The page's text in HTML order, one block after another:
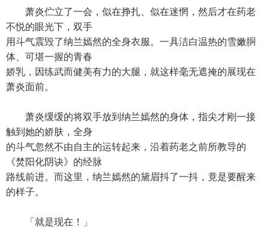
萧炎伫立了一会，似在挣扎、似在迷惘，然后才在药老
不悦的眼光下，双手
用斗气震毁了纳兰嫣然的全身衣服。一具洁白温热的雪嫩胴
体、可堪一握的青春
娇乳，因练武而健美有力的大腿，就这样毫无遮掩的展现在
萧炎面前。
萧炎缓缓的将双手放到纳兰嫣然的身体，指尖才刚一接
触到她的娇肤，全身
的斗气忽然不由自主的运转起来，沿着药老之前所教导的
《焚阳化阴诀》的经脉
路线前进。而这里，纳兰嫣然的黛眉抖了一抖，竟是要醒来
的样子。
「就是现在！」